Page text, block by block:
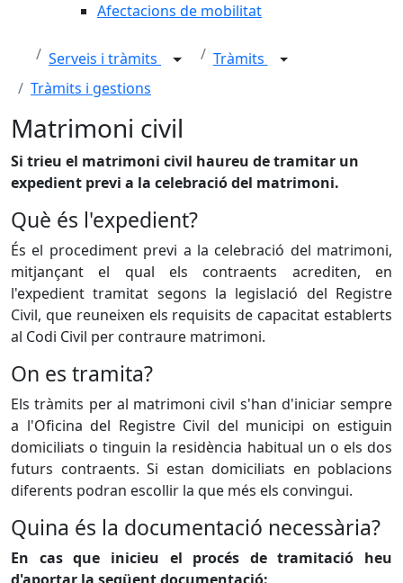
Afectacions de mobilitat
Serveis i tràmits
Tràmits
Tràmits i gestions
Matrimoni civil
Si trieu el matrimoni civil haureu de tramitar un
expedient previ a la celebració del matrimoni.
Què és l'expedient?
És el procediment previ a la celebració del matrimoni,
mitjançant el qual els contraents acrediten, en
l'expedient tramitat segons la legislació del Registre
Civil, que reuneixen els requisits de capacitat establerts
al Codi Civil per contraure matrimoni.
On es tramita?
Els tràmits per al matrimoni civil s'han d'iniciar sempre
a l'Oficina del Registre Civil del municipi on estiguin
domiciliats o tinguin la residència habitual un o els dos
futurs contraents. Si estan domiciliats en poblacions
diferents podran escollir la que més els convingui.
Quina és la documentació necessària?
En cas que inicieu el procés de tramitació heu